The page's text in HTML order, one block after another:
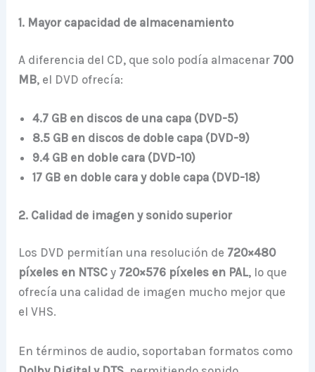
1. Mayor capacidad de almacenamiento
A diferencia del CD, que solo podía almacenar 700
MB, el DVD ofrecía:
4.7 GB en discos de una capa (DVD-5)
8.5 GB en discos de doble capa (DVD-9)
9.4 GB en doble cara (DVD-10)
17 GB en doble cara y doble capa (DVD-18)
2. Calidad de imagen y sonido superior
Los DVD permitían una resolución de 720×480
píxeles en NTSC y 720×576 píxeles en PAL, lo que
ofrecía una calidad de imagen mucho mejor que
el VHS.
En términos de audio, soportaban formatos como